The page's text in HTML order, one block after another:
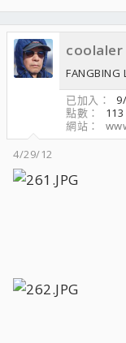
coolaler
已加入
點數
113
網站
4/29/12